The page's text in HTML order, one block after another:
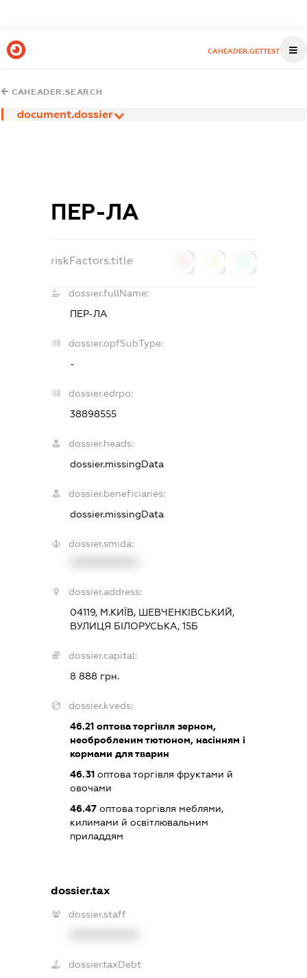
CAHEADER.GETTEST
CAHEADER.SEARCH
document.dossier
ПЕР-ЛА
riskFactors.title
dossier.fullName:
ПЕР-ЛА
dossier.opfSubType:
-
dossier.edrpo:
38898555
dossier.heads:
dossier.missingData
dossier.beneficiaries:
dossier.missingData
dossier.smida:
dossier.address:
04119, М.КИЇВ, ШЕВЧЕНКІВСЬКИЙ,
ВУЛИЦЯ БІЛОРУСЬКА, 15Б
dossier.capital:
8 888 грн.
dossier.kveds:
46.21оптова торгівля зерном,
необробленим тютюном, насінням і
кормами для тварин
46.31оптова торгівля фруктами й
овочами
46.47оптова торгівля меблями,
килимами й освітлювальним
приладдям
dossier.tax
dossier.staff
dossier.taxDebt